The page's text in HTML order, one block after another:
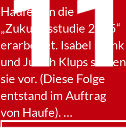
Haufe nun die
„Zukunftsstudie 2025“
erarbeitet. Isabel Blank
und Judith Klups stellen
sie vor. (Diese Folge
entstand im Auftrag
von Haufe). …